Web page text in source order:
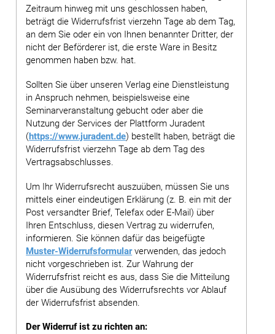
Zeitraum hinweg mit uns geschlossen haben,
beträgt die Widerrufsfrist vierzehn Tage ab dem Tag,
an dem Sie oder ein von Ihnen benannter Dritter, der
nicht der Beförderer ist, die erste Ware in Besitz
genommen haben bzw. hat.
Sollten Sie über unseren Verlag eine Dienstleistung
in Anspruch nehmen, beispielsweise eine
Seminarveranstaltung gebucht oder aber die
Nutzung der Services der Plattform Juradent
(https://www.juradent.de) bestellt haben, beträgt die
Widerrufsfrist vierzehn Tage ab dem Tag des
Vertragsabschlusses.
Um Ihr Widerrufsrecht auszuüben, müssen Sie uns
mittels einer eindeutigen Erklärung (z. B. ein mit der
Post versandter Brief, Telefax oder E-Mail) über
Ihren Entschluss, diesen Vertrag zu widerrufen,
informieren. Sie können dafür das beigefügte
Muster-Widerrufsformularverwenden, das jedoch
nicht vorgeschrieben ist. Zur Wahrung der
Widerrufsfrist reicht es aus, dass Sie die Mitteilung
über die Ausübung des Widerrufsrechts vor Ablauf
der Widerrufsfrist absenden.
Der Widerruf ist zu richten an: